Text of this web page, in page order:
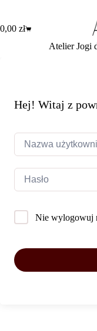
treści
Koszyk
0,00 zł
Atelier Jogi
Hej! Witaj z
Nie wylogowuj